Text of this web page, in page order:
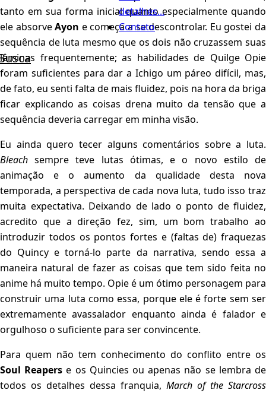
detalhes...
Contato
tanto em sua forma inicial quanto especialmente quando
ele absorveAyon e começa a se descontrolar. Eu gostei da
sequência de luta mesmo que os dois não cruzassem suas
lâminas frequentemente; as habilidades de Quilge Opie
foram suficientes para dar a Ichigo um páreo difícil, mas,
de fato, eu senti falta de mais fluidez, pois na hora da briga
ficar explicando as coisas drena muito da tensão que a
sequência deveria carregar em minha visão.
Eu ainda quero tecer alguns comentários sobre a luta.
Bleach sempre teve lutas ótimas, e o novo estilo de
animação e o aumento da qualidade desta nova
temporada, a perspectiva de cada nova luta, tudo isso traz
muita expectativa. Deixando de lado o ponto de fluidez,
acredito que a direção fez, sim, um bom trabalho ao
introduzir todos os pontos fortes e (faltas de) fraquezas
do Quincy e torná-lo parte da narrativa, sendo essa a
maneira natural de fazer as coisas que tem sido feita no
anime há muito tempo. Opie é um ótimo personagem para
construir uma luta como essa, porque ele é forte sem ser
extremamente avassalador enquanto ainda é falador e
orgulhoso o suficiente para ser convincente.
Para quem não tem conhecimento do conflito entre os
Soul Reapers e os Quincies ou apenas não se lembra de
todos os detalhes dessa franquia, March of the Starcross